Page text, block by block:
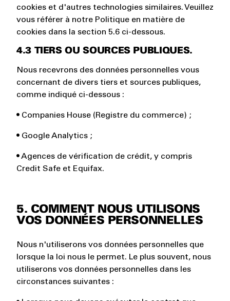
cookies et d'autres technologies similaires. Veuillez
vous référer à notre Politique en matière de
cookies dans la section 5.6 ci-dessous.
4.3 TIERS OU SOURCES PUBLIQUES.
Nous recevrons des données personnelles vous
concernant de divers tiers et sources publiques,
comme indiqué ci-dessous :
• Companies House (Registre du commerce) ;
• Google Analytics ;
• Agences de vérification de crédit, y compris
Credit Safe et Equifax.
5. COMMENT NOUS UTILISONS
VOS DONNÉES PERSONNELLES
Nous n'utiliserons vos données personnelles que
lorsque la loi nous le permet. Le plus souvent, nous
utiliserons vos données personnelles dans les
circonstances suivantes :